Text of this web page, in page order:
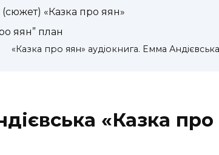
«Казка про яян»
яян” план
«Казка про яян» аудіокнига. Емма Андієвська
«Казка про